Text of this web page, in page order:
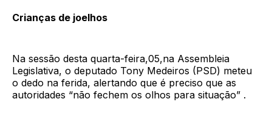
Crianças de joelhos
Na sessão desta quarta-feira,05,na Assembleia
Legislativa, o deputado Tony Medeiros (PSD) meteu
o dedo na ferida, alertando que é preciso que as
autoridades “não fechem os olhos para situação” .